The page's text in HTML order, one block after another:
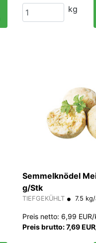
kg
Semmelknödel
g/Stk
TIEFGEKÜHLT 7.5
Preis netto: 6,99
Preis brutto: 7,69